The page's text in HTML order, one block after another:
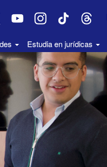
Estudia en jurídicas